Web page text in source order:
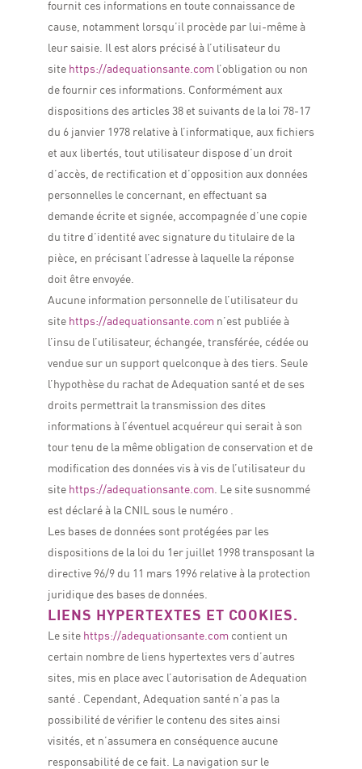
fournit ces informations en toute connaissance de
cause, notamment lorsqu’il procède par lui-même à
leur saisie. Il est alors précisé à l’utilisateur du
site https://adequationsante.com l’obligation ou non
de fournir ces informations. Conformément aux
dispositions des articles 38 et suivants de la loi 78-17
du 6 janvier 1978 relative à l’informatique, aux fichiers
et aux libertés, tout utilisateur dispose d’un droit
d’accès, de rectification et d’opposition aux données
personnelles le concernant, en effectuant sa
demande écrite et signée, accompagnée d’une copie
du titre d’identité avec signature du titulaire de la
pièce, en précisant l’adresse à laquelle la réponse
doit être envoyée.
Aucune information personnelle de l’utilisateur du
site https://adequationsante.com n’est publiée à
l’insu de l’utilisateur, échangée, transférée, cédée ou
vendue sur un support quelconque à des tiers. Seule
l’hypothèse du rachat de Adequation santé et de ses
droits permettrait la transmission des dites
informations à l’éventuel acquéreur qui serait à son
tour tenu de la même obligation de conservation et de
modification des données vis à vis de l’utilisateur du
site https://adequationsante.com Le site susnommé
est déclaré à la CNIL sous le numéro .
Les bases de données sont protégées par les
dispositions de la loi du 1er juillet 1998 transposant la
directive 96/9 du 11 mars 1996 relative à la protection
juridique des bases de données.
LIENS HYPERTEXTES ET COOKIES.
Le site https://adequationsante.com contient un
certain nombre de liens hypertextes vers d’autres
sites, mis en place avec l’autorisation de Adequation
santé . Cependant, Adequation santé n’a pas la
possibilité de vérifier le contenu des sites ainsi
visités, et n’assumera en conséquence aucune
responsabilité de ce fait. La navigation sur le